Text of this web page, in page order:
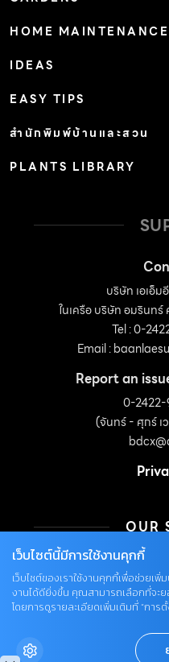
HOME MAINTENANCE
IDEAS
EASY TIPS
สำนักพิมพ์บ้านและสวน
PLANTS LIBRARY
บริษัท เอเอ็ม
ในเครือ บริษัท อมรินทร์
Tel : 0-
Email :
Report an
0-2422-
(จันทร์ - ศุกร์ เ
OUR
© COPYRIGHT 2026
AME IMAGINATIVE COMPANY
เว็บไซต์นี้มีการใช้งานคุกกี้
เว็บไซต์ของเราใช้งานคุกกี้เพื่อช่วยเ
งานได้ดียิ่งขึ้น คุณสามารถเลือกที่จะ
โดยการดูรายละเอียดเพิ่มเติมที่ “การ